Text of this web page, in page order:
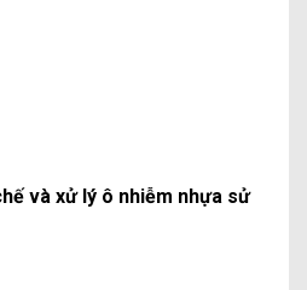
và xử lý ô nhiễm nhựa sử